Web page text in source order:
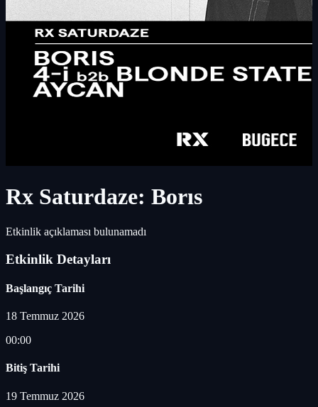
Rx Saturdaze: Borıs
Etkinlik açıklaması bulunamadı
Etkinlik Detayları
Başlangıç Tarihi
18 Temmuz 2026
00:00
Bitiş Tarihi
19 Temmuz 2026